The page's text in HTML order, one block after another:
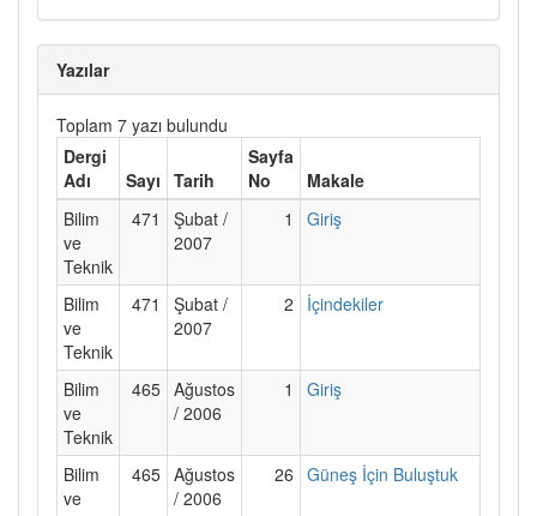
Yazılar
Toplam 7 yazı bulundu
Dergi
Adı
Sayı Tarih
Sayfa
No
Makale
Bilim
ve
Teknik
471
Şubat /
2007
1 Giriş
Bilim
ve
Teknik
471
Şubat /
2007
2 İçindekiler
Bilim
ve
Teknik
465 Ağustos
/ 2006
1 Giriş
Bilim
ve
465 Ağustos
/ 2006
26 Güneş İçin Buluştuk